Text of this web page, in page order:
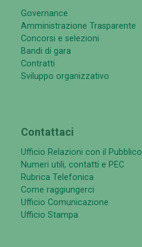
Governance
Amministrazione Trasparente
Concorsi e selezioni
Bandi di gara
Contratti
Sviluppo organizzativo
Contattaci
Ufficio Relazioni con il Pubblico
Numeri utili, contatti e PEC
Rubrica Telefonica
Come raggiungerci
Ufficio Comunicazione
Ufficio Stampa